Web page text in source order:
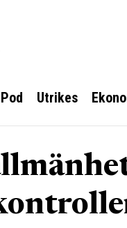
Utrikes